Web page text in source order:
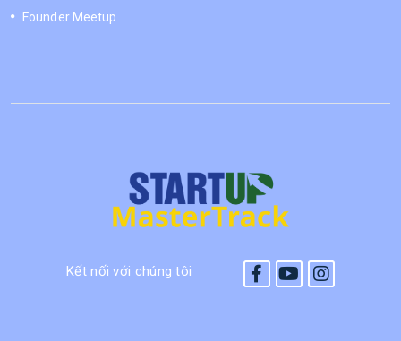
Founder Meetup
Kết nối với chúng tôi